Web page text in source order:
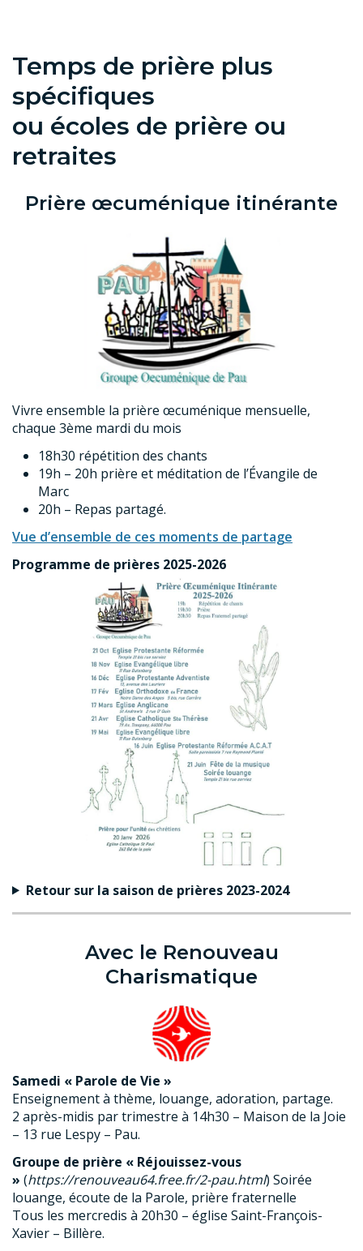
Temps de prière plus
spécifiques
ou écoles de prière ou
retraites
Prière œcuménique itinérante
Vivre ensemble la prière œcuménique mensuelle,
chaque 3ème mardi du mois
18h30 répétition des chants
19h – 20h prière et méditation de l’Évangile de
Marc
20h – Repas partagé.
Vue d’ensemble de ces moments de partage
Programme de prières 2025-2026
Retour sur la saison de prières 2023-2024
Avec le Renouveau
Charismatique
Samedi « Parole de Vie »
Enseignement à thème, louange, adoration, partage.
2 après-midis par trimestre à 14h30 – Maison de la Joie
– 13 rue Lespy – Pau.
Groupe de prière « Réjouissez-vous
» (https://renouveau64.free.fr/2-pau.html) Soirée
louange, écoute de la Parole, prière fraternelle
Tous les mercredis à 20h30 – église Saint-François-
Xavier – Billère.